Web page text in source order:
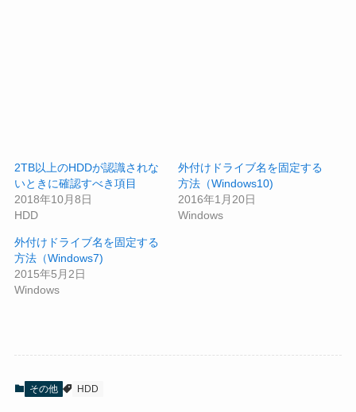
2TB以上のHDDが認識されな
いときに確認すべき項目
2018年10月8日
HDD
外付けドライブ名を固定する
方法（Windows10)
2016年1月20日
Windows
外付けドライブ名を固定する
方法（Windows7)
2015年5月2日
Windows
その他 HDD